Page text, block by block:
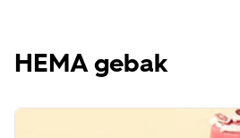
HEMA gebak